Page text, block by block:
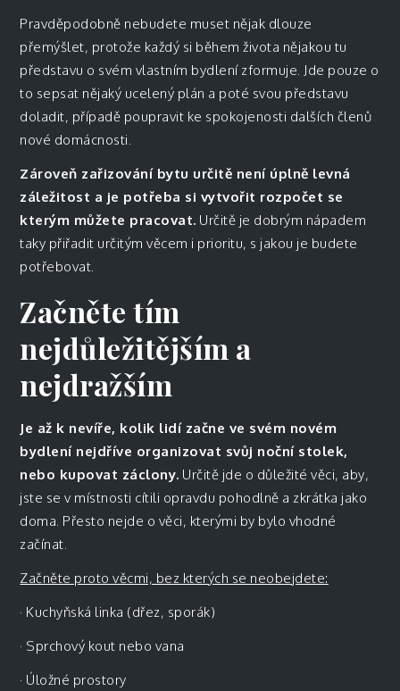
Pravděpodobně nebudete muset nějak dlouze
přemýšlet, protože každý si během života nějakou tu
představu o svém vlastním bydlení zformuje. Jde pouze o
to sepsat nějaký ucelený plán a poté svou představu
doladit, případě poupravit ke spokojenosti dalších členů
nové domácnosti.
Zároveň zařizování bytu určitě není úplně levná
záležitost a je potřeba si vytvořit rozpočet se
kterým můžete pracovat. Určitě je dobrým nápadem
taky přiřadit určitým věcem i prioritu, s jakou je budete
potřebovat.
Začněte tím
nejdůležitějším a
nejdražším
Je až k nevíře, kolik lidí začne ve svém novém
bydlení nejdříve organizovat svůj noční stolek,
nebo kupovat záclony. Určitě jde o důležité věci, aby,
jste se v místnosti cítili opravdu pohodlně a zkrátka jako
doma. Přesto nejde o věci, kterými by bylo vhodné
začínat.
Začněte proto věcmi, bez kterých se neobejdete:
· Kuchyňská linka (dřez, sporák)
· Sprchový kout nebo vana
· Úložné prostory